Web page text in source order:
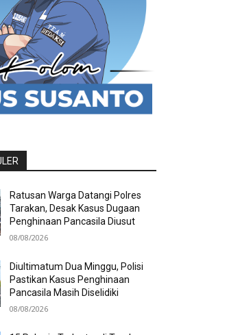
Ratusan Warga Datangi Polres
Tarakan, Desak Kasus Dugaan
Penghinaan Pancasila Diusut
08/08/2026
Diultimatum Dua Minggu, Polisi
Pastikan Kasus Penghinaan
Pancasila Masih Diselidiki
08/08/2026